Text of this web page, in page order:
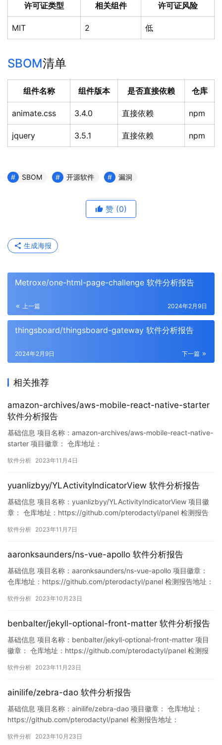
许可证类型 相关组件 许可证风险
MIT 2 低
SBOM清单
组件名称 组件版本 是否直接依赖 仓库
animate.css 3.4.0 直接依赖 npm
jquery 3.5.1 直接依赖 npm
SBOM 开源软件 漏洞
赞 (0)
生成海报
Metroxe/one-html-page-challenge 软件分析报告
上一篇 2024年2月9日
thingsboard/thingsboard-gateway 软件分析报告
下一篇
2024年2月9日
相关推荐
amazon-archives/aws-mobile-react-native-starter
软件分析报告
基础信息 项目名称：amazon-archives/aws-mobile-react-native-
starter 项目徽章： 仓库地址：
https://www.murphysec.com/console/report/17205518960084
软件分析 2023年11月4日
yuanlizbyy/YLActivityIndicatorView 软件分析报告
基础信息 项目名称：yuanlizbyy/YLActivityIndicatorView 项目徽
章： 仓库地址：https://github.com/pterodactyl/panel 检测报告
https://www.murphysec.com/console/report/172167429801172
软件分析 2023年11月7日
aaronksaunders/ns-vue-apollo 软件分析报告
基础信息 项目名称：aaronksaunders/ns-vue-apollo 项目徽章：
仓库地址：https://github.com/pterodactyl/panel 检测报告地址：
64704/1715489451399757824 此报告由M…
软件分析 2023年10月23日
benbalter/jekyll-optional-front-matter 软件分析报告
基础信息 项目名称：benbalter/jekyll-optional-front-matter 项目
徽章： 仓库地址：https://github.com/pterodactyl/panel 检测报
https://www.murphysec.com/console/report/17275224694256
软件分析 2023年11月23日
ainilife/zebra-dao 软件分析报告
基础信息 项目名称：ainilife/zebra-dao 项目徽章： 仓库地址：
https://github.com/pterodactyl/panel 检测报告地址：
3520/1715573418543071232 此报告由Murphysec提供…
软件分析 2023年10月23日